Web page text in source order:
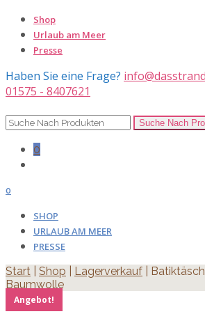
Shop
Urlaub am Meer
Presse
Haben Sie eine Frage?
01575 - 8407621
0
0
SHOP
URLAUB AM MEER
PRESSE
Start Shop Lagerverkauf |
Baumwolle
Angebot!